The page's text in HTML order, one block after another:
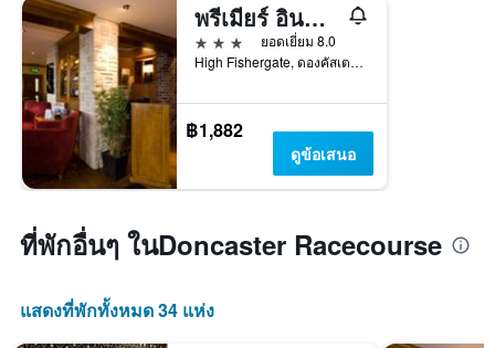
พรีเมียร์ อินน์ ดอนคาสเตอร์ เซ็นทรัล
3 ดาว
ยอดเยี่ยม 8.0
High Fishergate, ดองคัสเตอร์, สหราชอาณาจักร
฿1,882
ดูข้อเสนอ
ที่พักอื่นๆ ในDoncaster Racecourse
แสดงที่พักทั้งหมด 34 แห่ง